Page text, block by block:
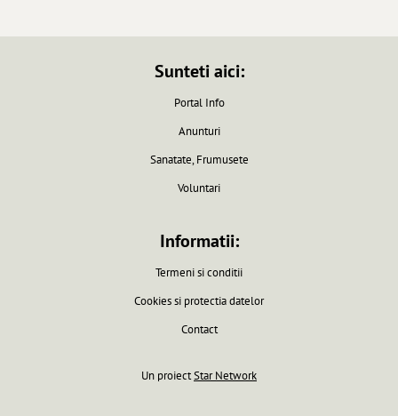
Sunteti aici:
Portal Info
Anunturi
Sanatate, Frumusete
Voluntari
Informatii:
Termeni si conditii
Cookies si protectia datelor
Contact
Un proiectStar Network